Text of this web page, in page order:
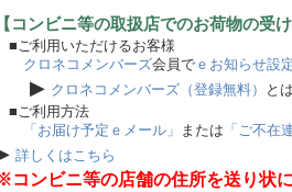
【コンビニ等の取扱店でのお荷物の受
■ご利用いただけるお客様
クロネコメンバーズ会員で ｅお知らせ設
▶ クロネコメンバーズ（登録無料）
と
■ご利用方法
「お届け予定ｅメール」 または 「ご不在
詳しくはこちら
コンビニ等の店舗の住所を送り状